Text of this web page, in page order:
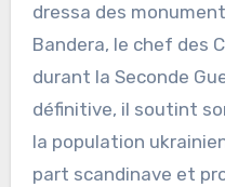
dressa des
Bandera, le chef des
durant la Seconde
définitive, il soutint
la population
part scandinave et